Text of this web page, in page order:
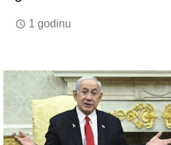
access_time 1 godinu